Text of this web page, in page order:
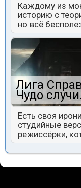
Каждому из
историю с
но всё
Лига
Чудо
Есть своя
студийные
режиссёрки,